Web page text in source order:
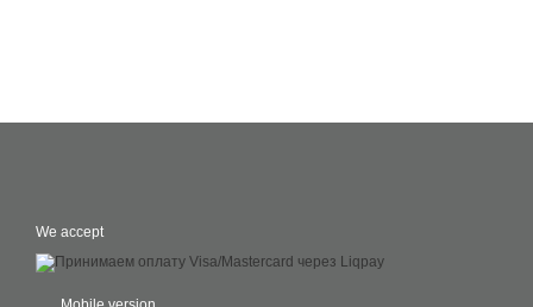
We accept